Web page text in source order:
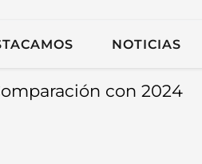
NOTICIAS
con 2024